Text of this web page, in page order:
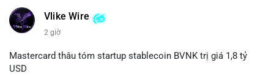
#biendonggia
Vlike Wire
2 giờ
Mastercard thâu tóm startup stablecoin BVNK trị giá 1,8 tỷ
USD